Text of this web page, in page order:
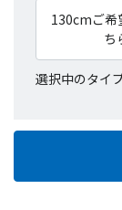
130cmご希
ち
選択中のタイ